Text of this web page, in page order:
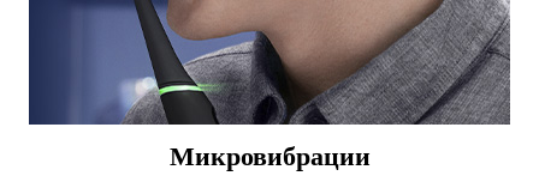
Микровибрации